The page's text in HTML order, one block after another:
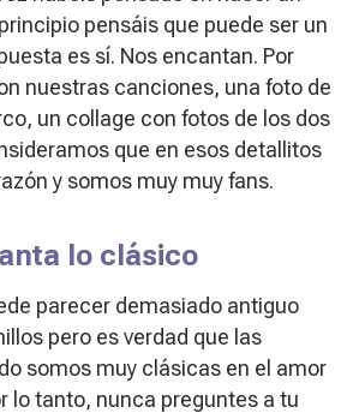
pensáis que puede ser un
es sí. Nos encantan. Por
nuestras canciones, una foto de
un collage con fotos de los dos
que en esos detallitos
y somos muy muy fans.
lo clásico
parecer demasiado antiguo
pero es verdad que las
somos muy clásicas en el amor
lo tanto, nunca preguntes a tu